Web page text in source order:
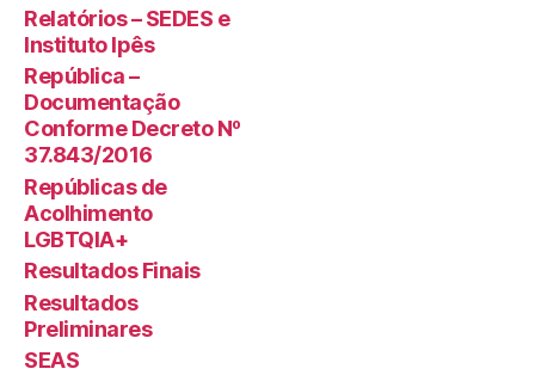
Relatórios – SEDES e
Instituto Ipês
República –
Documentação
Conforme Decreto Nº
37.843/2016
Repúblicas de
Acolhimento
LGBTQIA+
Resultados Finais
Resultados
Preliminares
SEAS